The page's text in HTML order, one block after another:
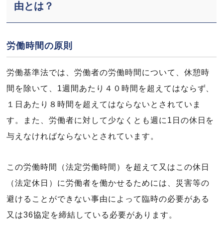
由とは？
労働時間の原則
労働基準法では、労働者の労働時間について、休憩時
間を除いて、1週間あたり４０時間を超えてはならず、
１日あたり８時間を超えてはならないとされていま
す。また、労働者に対して少なくとも週に1日の休日を
与えなければならないとされています。
この労働時間（法定労働時間）を超えて又はこの休日
（法定休日）に労働者を働かせるためには、災害等の
避けることができない事由によって臨時の必要がある
又は36協定を締結している必要があります。